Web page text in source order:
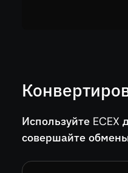
Используйте
совершайте